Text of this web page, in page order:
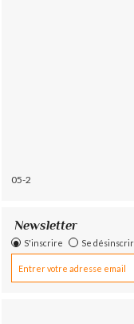
05-2
Newsletter
S'inscrire Se